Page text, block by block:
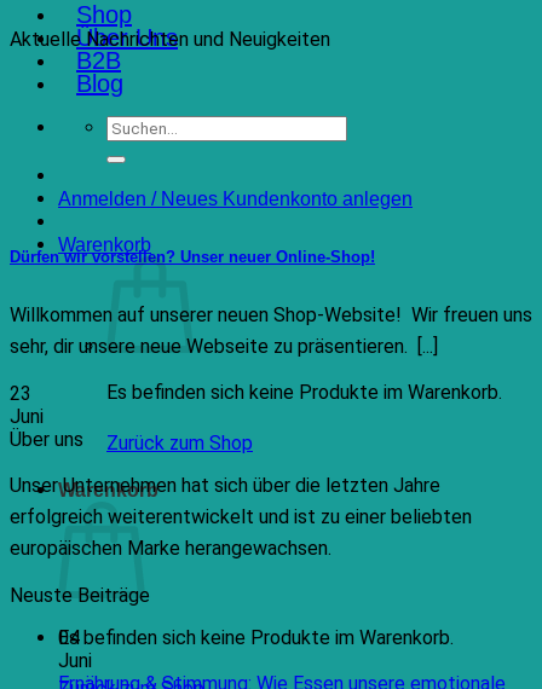
Shop
Über Uns
B2B
Blog
Suchen
nach:
Anmelden / Neues Kundenkonto anlegen
Warenkorb
Es befinden sich keine Produkte im Warenkorb.
Zurück zum Shop
Warenkorb
Es befinden sich keine Produkte im Warenkorb.
Aktuelle Nachrichten und Neuigkeiten
Dürfen wir vorstellen? Unser neuer Online-Shop!
Willkommen auf unserer neuen Shop-Website! Wir freuen uns
sehr, dir unsere neue Webseite zu präsentieren. [...]
23
Juni
Über uns
Unser Unternehmen hat sich über die letzten Jahre
erfolgreich weiterentwickelt und ist zu einer beliebten
europäischen Marke herangewachsen.
Neuste Beiträge
04
Juni
Ernährung & Stimmung: Wie Essen unsere emotionale